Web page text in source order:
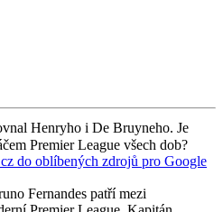
Henryho i De Bruyneho. Je
Premier League všech dob?
do oblíbených zdrojů pro Google
Fernandes patří mezi